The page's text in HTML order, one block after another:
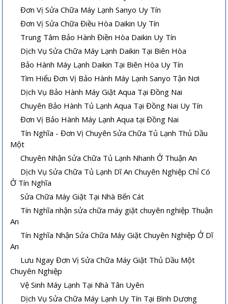
Đơn Vị Sửa Chữa Máy Lạnh Sanyo Uy Tín
Đơn Vị Sửa Chữa Điều Hòa Daikin Uy Tín
Trung Tâm Bảo Hành Điền Hòa Daikin Uy Tín
Dịch Vụ Sửa Chữa Máy Lạnh Daikin Tại Biên Hòa
Bảo Hành Máy Lạnh Daikin Tại Biên Hòa Uy Tín
Tìm Hiểu Đơn Vị Bảo Hành Máy Lạnh Sanyo Tận Nơi
Dịch Vụ Bảo Hành Máy Giặt Aqua Tại Đồng Nai
Chuyên Bảo Hành Tủ Lạnh Aqua Tại Đồng Nai Uy Tín
Đơn Vị Bảo Hành Máy Lạnh Aqua tại Đồng Nai
Tín Nghĩa - Đơn Vị Chuyên Sửa Chữa Tủ Lạnh Thủ Dầu
Một
Chuyên Nhận Sửa Chữa Tủ Lạnh Nhanh Ở Thuận An
Dịch Vụ Sửa Chữa Tủ Lạnh Dĩ An Chuyên Nghiệp Chỉ Có
Ở Tín Nghĩa
Sửa Chữa Máy Giặt Tại Nhà Bến Cát
Tín Nghĩa nhận sửa chữa máy giặt chuyên nghiệp Thuận
An
Tín Nghĩa Nhận Sửa Chữa Máy Giặt Chuyên Nghiệp Ở Dĩ
An
Lưu Ngay Đơn Vị Sửa Chữa Máy Giặt Thủ Dầu Một
Chuyên Nghiệp
Vệ Sinh Máy Lạnh Tại Nhà Tân Uyên
Dịch Vụ Sửa Chữa Máy Lạnh Uy Tín Tại Bình Dương